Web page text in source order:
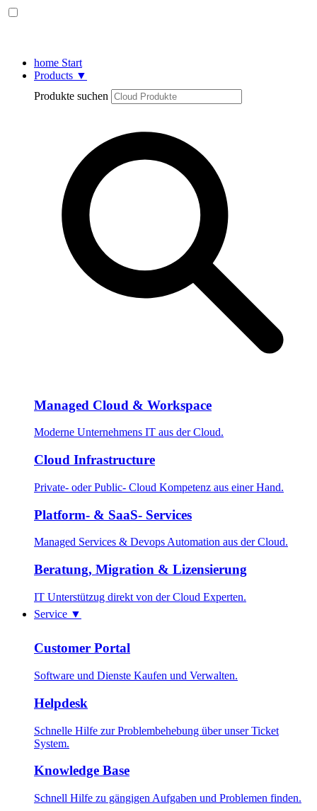
home Start
Products ▼
Produkte suchen
Managed Cloud & Workspace
Moderne Unternehmens IT aus der Cloud.
Cloud Infrastructure
Private- oder Public- Cloud Kompetenz aus einer Hand.
Platform- & SaaS- Services
Managed Services & Devops Automation aus der Cloud.
Beratung, Migration & Lizensierung
IT Unterstützug direkt von der Cloud Experten.
Service ▼
Customer Portal
Software und Dienste Kaufen und Verwalten.
Helpdesk
Schnelle Hilfe zur Problembehebung über unser Ticket
System.
Knowledge Base
Schnell Hilfe zu gängigen Aufgaben und Problemen finden.